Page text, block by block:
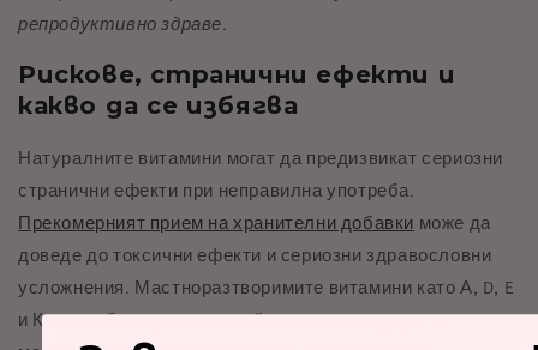
репродуктивно здраве.
Рискове, странични ефекти и
какво да се избягва
Натуралните витамини могат да предизвикат сериозни
странични ефекти при неправилна употреба.
Прекомерният прием на хранителни добавки може да
доведе до токсични ефекти и сериозни здравословни
усложнения. Мастноразтворимите витамини като А, D, E
и К са особено рискови, тъй като се складират в